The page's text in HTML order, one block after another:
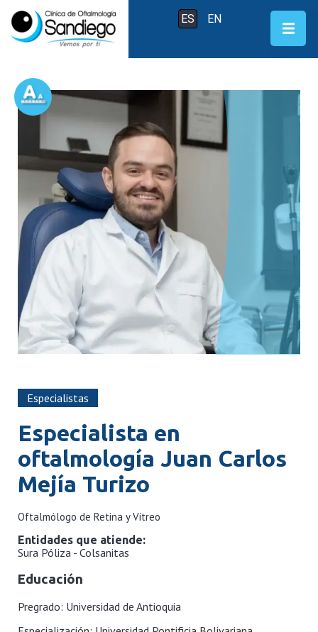
ES EN
Especialistas
Especialista en
oftalmología Juan Carlos
Mejía Turizo
Oftalmólogo de Retina y Vítreo
Entidades que atiende:
Sura Póliza - Colsanitas
Educación
Pregrado: Universidad de Antioquia